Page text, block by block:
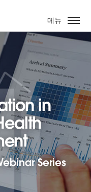
메뉴
in
Series